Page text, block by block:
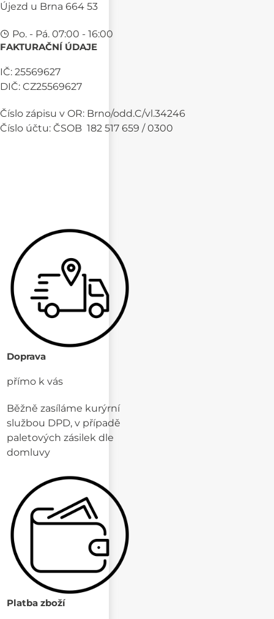
Újezd u Brna 664 53
Po. - Pá. 07:00 - 16:00
FAKTURAČNÍ ÚDAJE
IČ: 25569627
DIČ: CZ25569627
Číslo zápisu v OR: Brno/odd.C/vl.34246
Číslo účtu: ČSOB 182 517 659 / 0300
Doprava
přímo k vás
Běžně zasíláme kurýrní
službou DPD, v případě
paletových zásilek dle
domluvy
Platba zboží